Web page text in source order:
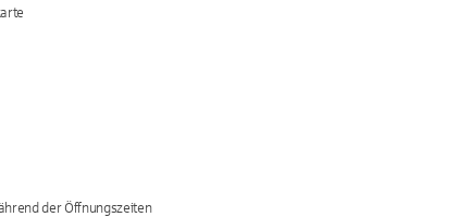
der Öffnungszeiten